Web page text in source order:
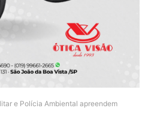
e Polícia Ambiental apreendem